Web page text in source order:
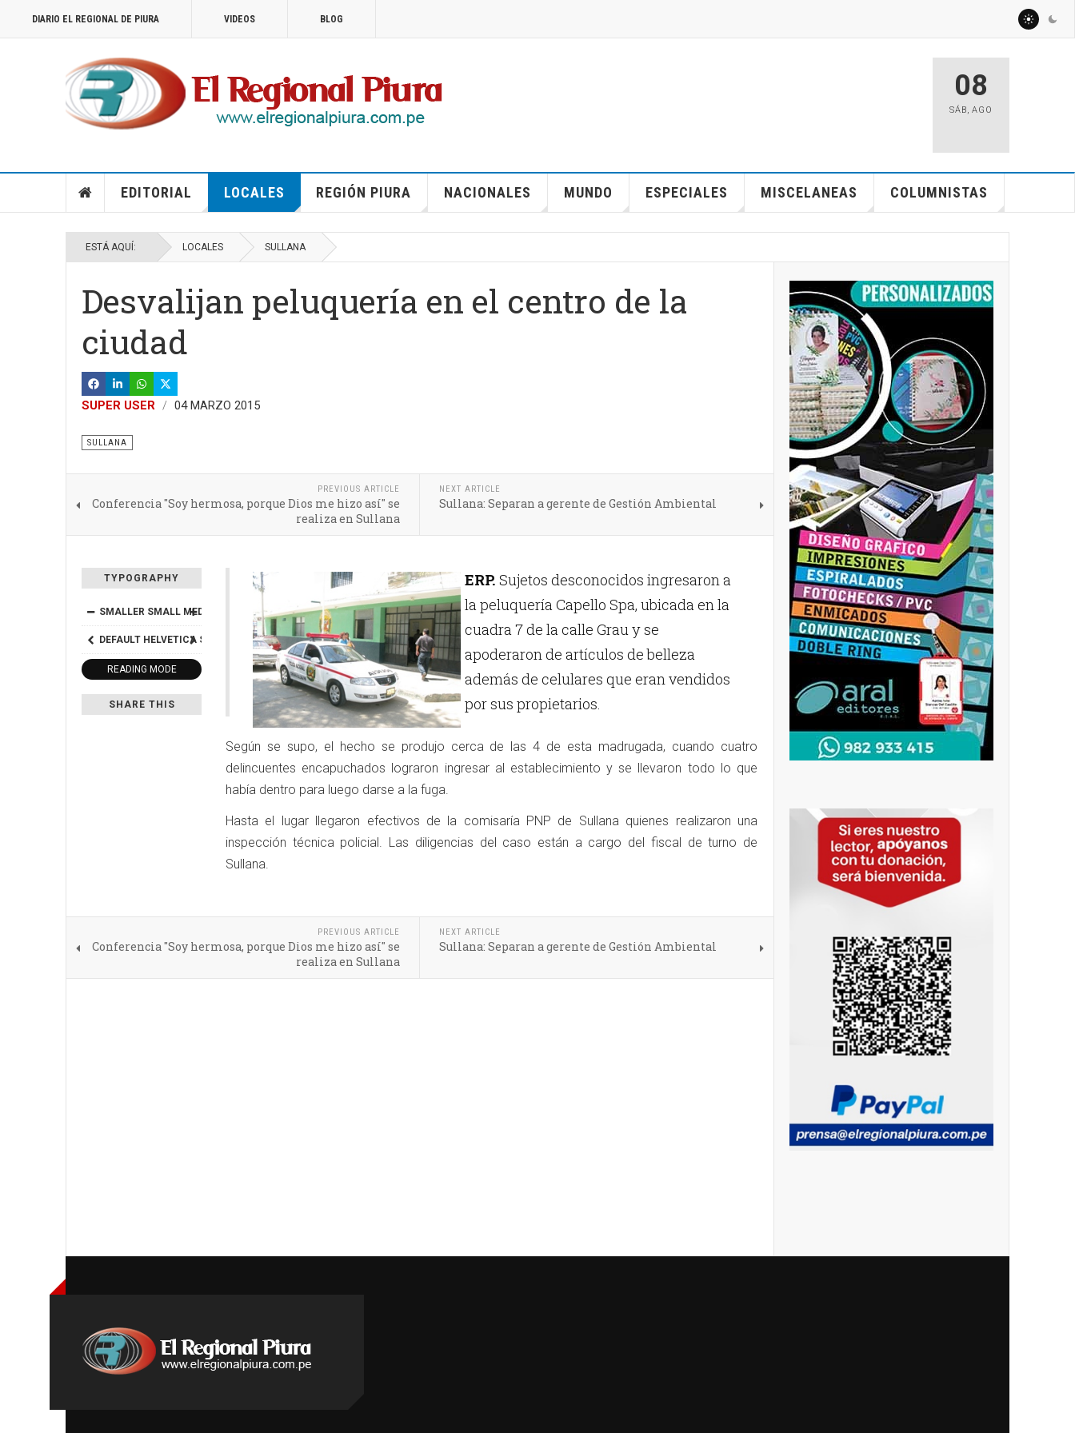
DIARIO EL REGIONAL DE PIURA VIDEOS BLOG
08
SÁB, AGO
EDITORIAL LOCALES REGIÓN PIURA NACIONALES MUNDO ESPECIALES MISCELANEAS COLUMNISTAS
ESTÁ AQUÍ: LOCALES SULLANA
Desvalijan peluquería en el centro de la
ciudad
SUPER USER 04 MARZO 2015
SULLANA
PREVIOUS ARTICLE
Conferencia "Soy hermosa, porque Dios me hizo así" se
realiza en Sullana
NEXT ARTICLE
Sullana: Separan a gerente de Gestión Ambiental
TYPOGRAPHY
SMALLER SMALL MEDIUM BIGGER
DEFAULT HELVETICA SEGOE GEORGIA TIMES
READING MODE
SHARE THIS
ERP. Sujetos desconocidos ingresaron a
la peluquería Capello Spa, ubicada en la
cuadra 7 de la calle Grau y se
apoderaron de artículos de belleza
además de celulares que eran vendidos
por sus propietarios.
Según se supo, el hecho se produjo cerca de las 4 de esta madrugada, cuando cuatro
delincuentes encapuchados lograron ingresar al establecimiento y se llevaron todo lo que
había dentro para luego darse a la fuga.
Hasta el lugar llegaron efectivos de la comisaría PNP de Sullana quienes realizaron una
inspección técnica policial. Las diligencias del caso están a cargo del fiscal de turno de
Sullana.
PREVIOUS ARTICLE
Conferencia "Soy hermosa, porque Dios me hizo así" se
realiza en Sullana
NEXT ARTICLE
Sullana: Separan a gerente de Gestión Ambiental